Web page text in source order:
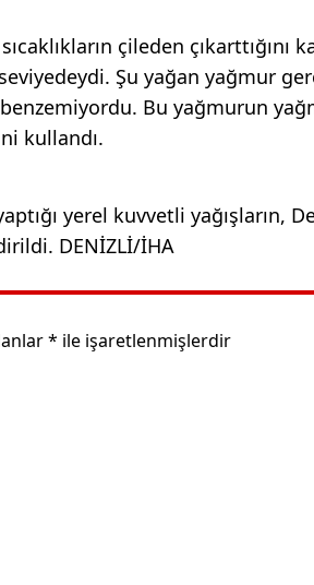
çileden çıkarttığını
Şu yağan yağmur
Bu yağmurun
kullandı.
yerel kuvvetli yağışların,
bildirildi. DENİZLİ/
* ile işaretlenmişlerdir